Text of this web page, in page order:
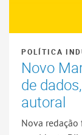
POLÍTICA
Novo
de
autoral
Nova